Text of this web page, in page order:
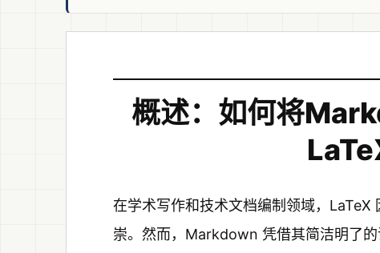
概述：如何将
在学术写作和技术文档编制领域，
崇。然而，Markdown 凭借其简洁明了